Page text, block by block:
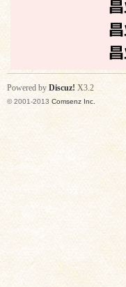
Powered by Discuz! X3.2
© 2001-2013 Comsenz Inc.